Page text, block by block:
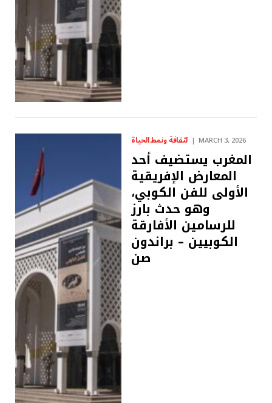
لثقافة ونمط الحياة MARCH 3, 2026
المغرب يستضيف أحد
المعارض الإفريقية
الأولى للفن الكوبي،
وهو حدث بارز
للرسامين الأفارقة
الكوبيين – براندون
صن